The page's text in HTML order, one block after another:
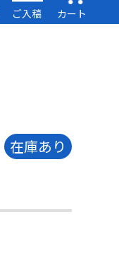
ご入稿 カート
在庫あり